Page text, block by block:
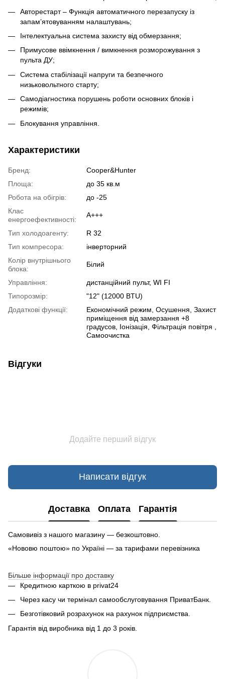
Авторестарт – Функція автоматичного перезапуску із
запам’ятовуванням налаштувань;
Інтелектуальна система захисту від обмерзання;
Примусове ввімкнення / вимкнення розморожування з
пульта ДУ;
Система стабілізації напруги та безпечного
низьковольтного старту;
Самодіагностика порушень роботи основних блоків і
режимів;
Блокування управління.
Характеристики
Бренд:
Cooper&Hunter
Площа:
до 35 кв.м
Робота на обігрів:
до -25
Клас
енергоефективності:
A+++
Тип холодоагенту:
R 32
Тип компресора:
інверторний
Колір внутрішнього
блока:
Білий
Управління:
дистанційний пульт, WI FI
Типорозмір:
"12" (12000 BTU)
Додаткові функції:
Економічний режим, Осушення, Захист
приміщення від замерзання +8
градусов, Іонізація, Фільтрація повітря ,
Самоочистка
Відгуки
Додайте перший відгук
Написати відгук
Доставка Оплата Гарантія
Самовивіз з нашого магазину — безкоштовно.
«Нововю поштою» по Україні — за тарифами перевізника
Більше інформації про доставку
Кредитною карткою в privat24
Через касу чи термінал самообслуговування ПриватБанк.
Безготівковий розрахунок на рахунок підприємства.
Гарантія від виробника від 1 до 3 років.